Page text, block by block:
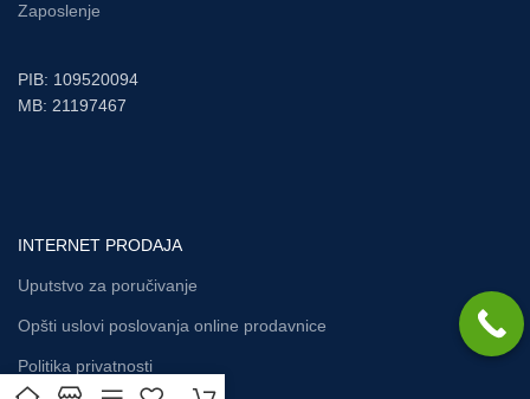
Zaposlenje
PIB: 109520094
MB: 21197467
INTERNET PRODAJA
Uputstvo za poručivanje
Opšti uslovi poslovanja online prodavnice
Politika privatnosti